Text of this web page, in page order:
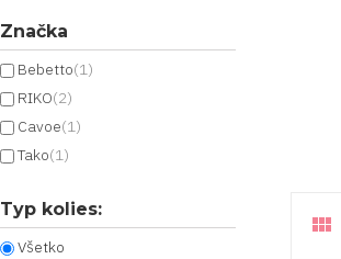
Značka
Bebetto(1)
RIKO(2)
Cavoe(1)
Tako(1)
Typ kolies:
Všetko
